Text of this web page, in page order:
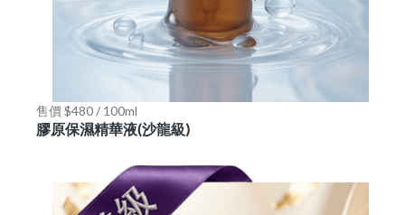
售價 $480 / 100ml
膠原保濕精華液(沙龍級)